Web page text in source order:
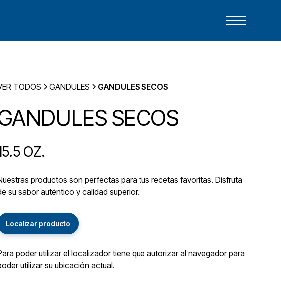
TODOS GANDULES GANDULES SECOS
SECOS
OZ.
productos son perfectas para tus recetas favoritas. Disfruta
su sabor auténtico y calidad superior.
Localizar producto
poder utilizar el localizador tiene que autorizar al navegador para
utilizar su ubicación actual.